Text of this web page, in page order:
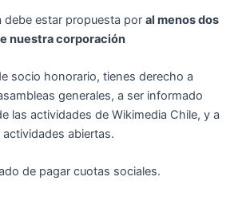
debe estar propuesta por al menos dos
nuestra corporación
socio honorario, tienes derecho a
generales, a ser informado
las actividades de Wikimedia Chile, y a
abiertas.
de pagar cuotas sociales.